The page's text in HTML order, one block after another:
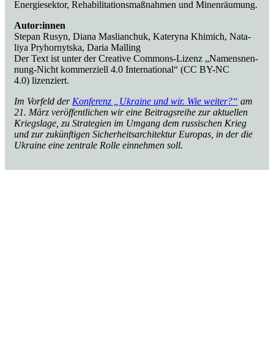
Ener­gie­sek­tor, Reha­bi­li­ta­ti­ons­maß­nah­men und Minenräumung.
Autor:innen
Stepan Rusyn, Diana Mas­li­an­chuk, Kateryna Khimich, Nata­
liya Pry­hor­nytska, Daria Malling
Der Text ist unter der Crea­tive Commons-Lizenz „Namens­nen­
nung-Nicht kom­mer­zi­ell 4.0 Inter­na­tio­nal“ (CC BY-NC
4.0) lizenziert.
Im Vorfeld der Kon­fe­renz „Ukraine und wir. Wie weiter?“ am
21. März ver­öf­fent­li­chen wir eine Bei­trags­reihe zur aktu­el­len
Kriegs­lage, zu Stra­te­gien im Umgang dem rus­si­schen Krieg
und zur zukünf­ti­gen Sicher­heits­ar­chi­tek­tur Europas, in der die
Ukraine eine zen­trale Rolle ein­neh­men soll.